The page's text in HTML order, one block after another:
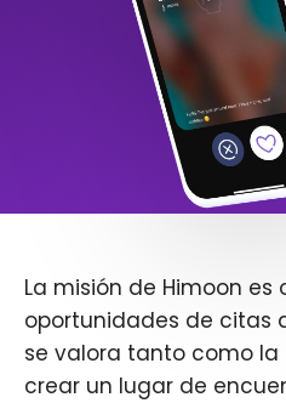
La misión de Himoon es
oportunidades de citas
se valora tanto como la
crear un lugar de